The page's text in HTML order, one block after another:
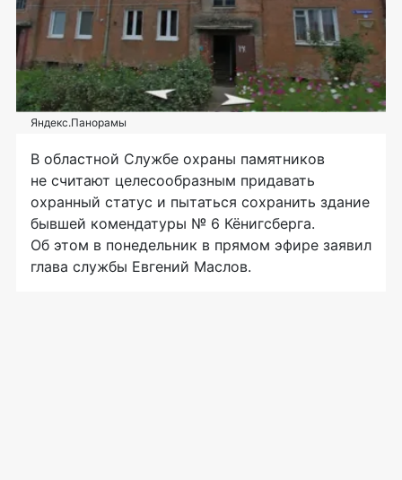
Яндекс.Панорамы
В областной Службе охраны памятников
не считают целесообразным придавать
охранный статус и пытаться сохранить здание
бывшей комендатуры № 6 Кёнигсберга.
Об этом в понедельник в прямом эфире заявил
глава службы Евгений Маслов.